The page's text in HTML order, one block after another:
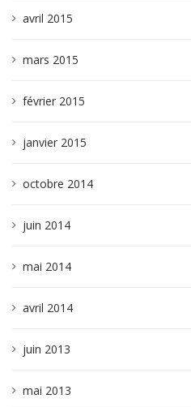
avril 2015
mars 2015
février 2015
janvier 2015
octobre 2014
juin 2014
mai 2014
avril 2014
juin 2013
mai 2013